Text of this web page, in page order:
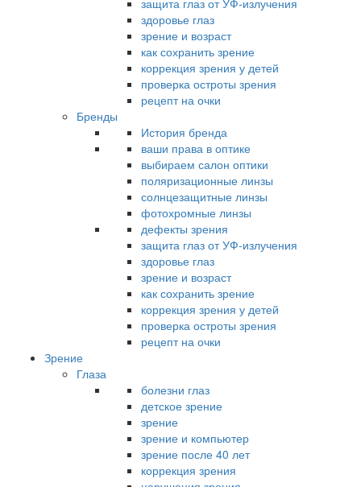
защита глаз от УФ-излучения
здоровье глаз
зрение и возраст
как сохранить зрение
коррекция зрения у детей
проверка остроты зрения
рецепт на очки
Бренды
История бренда
ваши права в оптике
выбираем салон оптики
поляризационные линзы
солнцезащитные линзы
фотохромные линзы
дефекты зрения
защита глаз от УФ-излучения
здоровье глаз
зрение и возраст
как сохранить зрение
коррекция зрения у детей
проверка остроты зрения
рецепт на очки
Зрение
Глаза
болезни глаз
детское зрение
зрение
зрение и компьютер
зрение после 40 лет
коррекция зрения